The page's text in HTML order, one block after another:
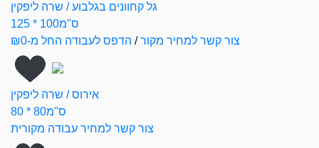
גל קחוונים בגלבוע / שרה ליפקין
125 * 100ס"מ
צור קשר למחיר מקור/ הדפס לעבודה החל מ-₪0
אירוס / שרה ליפקין
80 * 80ס"מ
צור קשר למחיר עבודה מקורית